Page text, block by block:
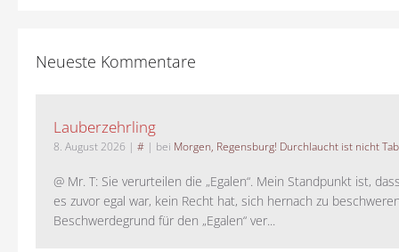
Neueste Kommentare
Lauberzehrling
8. August 2026 | # | bei Morgen, Regensburg! Durchlaucht ist nicht
@ Mr. T: Sie verurteilen die „Egalen“. Mein Standpunkt ist,
es zuvor egal war, kein Recht hat, sich hernach zu
Beschwerdegrund für den „Egalen“ ver...